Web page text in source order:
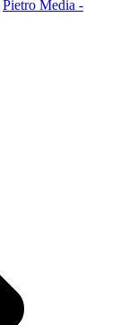
Pietro Media -